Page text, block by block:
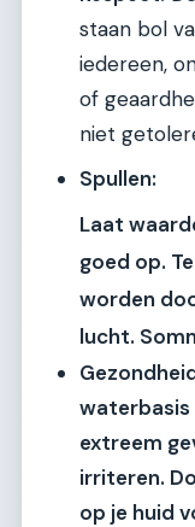
staan bol
iedereen,
of
niet
Spullen:
Laat
goed op.
worden
lucht.
waterbasis
extreem
irriteren.
op je huid